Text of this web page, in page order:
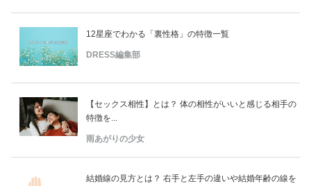
12星座でわかる「裏性格」の特徴一覧
DRESS編集部
【セックス相性】とは？ 体の相性がいいと感じる相手の
特徴を...
雨あがりの少女
結婚線の見方とは？ 右手と左手の違いや結婚年齢の線を